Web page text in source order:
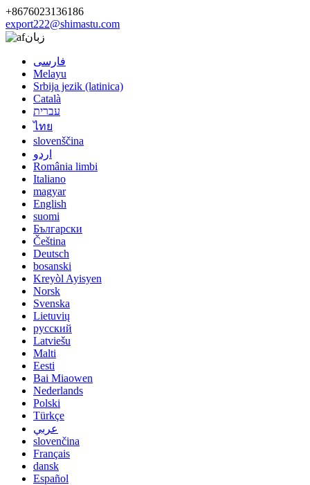
+8676023136186
export222@shimastu.com
زبان
فارسی
Melayu
Srbija jezik (latinica)
Català
עברית
ไทย
slovenščina
اردو
România limbi
Italiano
magyar
English
suomi
Български
Čeština
Deutsch
bosanski
Kreyòl Ayisyen
Norsk
Svenska
Lietuvių
русский
Latviešu
Malti
Eesti
Bai Miaowen
Nederlands
Polski
Türkçe
عربي
slovenčina
Français
dansk
Español